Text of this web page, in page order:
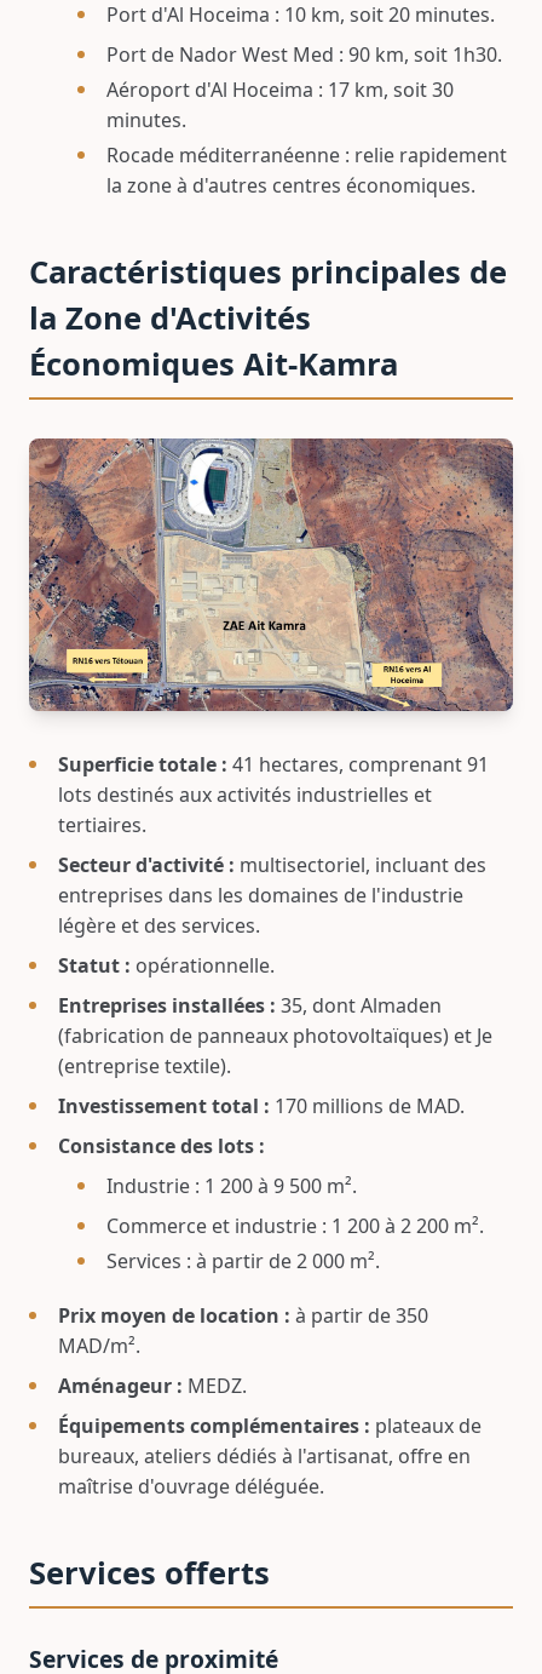
Port d'Al Hoceima : 10 km, soit 20 minutes.
Port de Nador West Med : 90 km, soit 1h30.
Aéroport d'Al Hoceima : 17 km, soit 30
minutes.
Rocade méditerranéenne : relie rapidement
la zone à d'autres centres économiques.
Caractéristiques principales de
la Zone d'Activités
Économiques Ait-Kamra
Superficie totale : 41 hectares, comprenant 91
lots destinés aux activités industrielles et
tertiaires.
Secteur d'activité : multisectoriel, incluant des
entreprises dans les domaines de l'industrie
légère et des services.
Statut : opérationnelle.
Entreprises installées : 35, dont Almaden
(fabrication de panneaux photovoltaïques) et Je
(entreprise textile).
Investissement total : 170 millions de MAD.
Consistance des lots :
Industrie : 1 200 à 9 500 m².
Commerce et industrie : 1 200 à 2 200 m².
Services : à partir de 2 000 m².
Prix moyen de location : à partir de 350
MAD/m².
Aménageur : MEDZ.
Équipements complémentaires : plateaux de
bureaux, ateliers dédiés à l'artisanat, offre en
maîtrise d'ouvrage déléguée.
Services offerts
Services de proximité